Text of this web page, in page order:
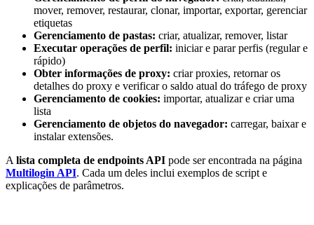
mover, remover, restaurar, clonar, importar, exportar, gerenciar
etiquetas
Gerenciamento de pastas: criar, atualizar, remover, listar
Executar operações de perfil: iniciar e parar perfis (regular e
rápido)
Obter informações de proxy: criar proxies, retornar os
detalhes do proxy e verificar o saldo atual do tráfego de proxy
Gerenciamento de cookies: importar, atualizar e criar uma
lista
Gerenciamento de objetos do navegador: carregar, baixar e
instalar extensões.
A lista completa de endpoints API pode ser encontrada na página
Multilogin API. Cada um deles inclui exemplos de script e
explicações de parâmetros.